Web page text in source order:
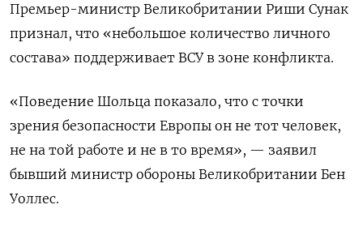
Премьер-министр Великобритании Риши Сунак
признал, что «небольшое количество личного
состава» поддерживает ВСУ в зоне конфликта.
«Поведение Шольца показало, что с точки
зрения безопасности Европы он не тот человек,
не на той работе и не в то время», — заявил
бывший министр обороны Великобритании Бен
Уоллес.